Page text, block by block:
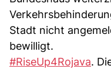
Stadt nicht
bewilligt.
#RiseUp4Rojava.